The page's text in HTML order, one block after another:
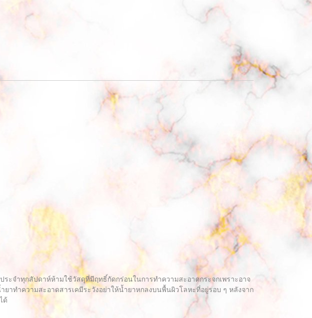
ะจำทุกสัปดาห์ห้ามใช้วัสดุที่มีฤทธิ์กัดกร่อนในการทำความสะอาดกระจกเพราะอาจ
าทำความสะอาดสารเคมีระวังอย่าให้น้ำยาหกลงบนพื้นผิวโลหะที่อยู่รอบ ๆ หลังจาก
ด้